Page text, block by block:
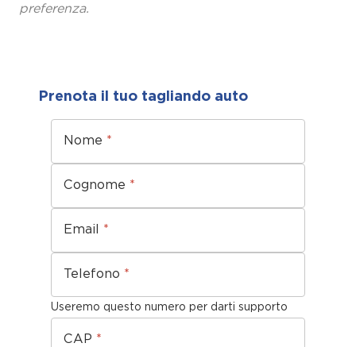
preferenza.
Prenota il tuo tagliando auto
Nome *
Cognome *
Email *
Telefono *
Useremo questo numero per darti supporto
CAP *